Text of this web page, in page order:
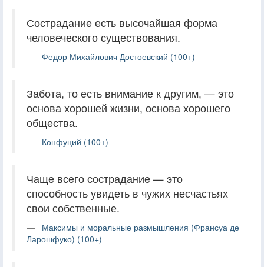
Сострадание есть высочайшая форма
человеческого существования.
Федор Михайлович Достоевский (100+)
Забота, то есть внимание к другим, — это
основа хорошей жизни, основа хорошего
общества.
Конфуций (100+)
Чаще всего сострадание — это
способность увидеть в чужих несчастьях
свои собственные.
Максимы и моральные размышления (Франсуа де
Ларошфуко) (100+)